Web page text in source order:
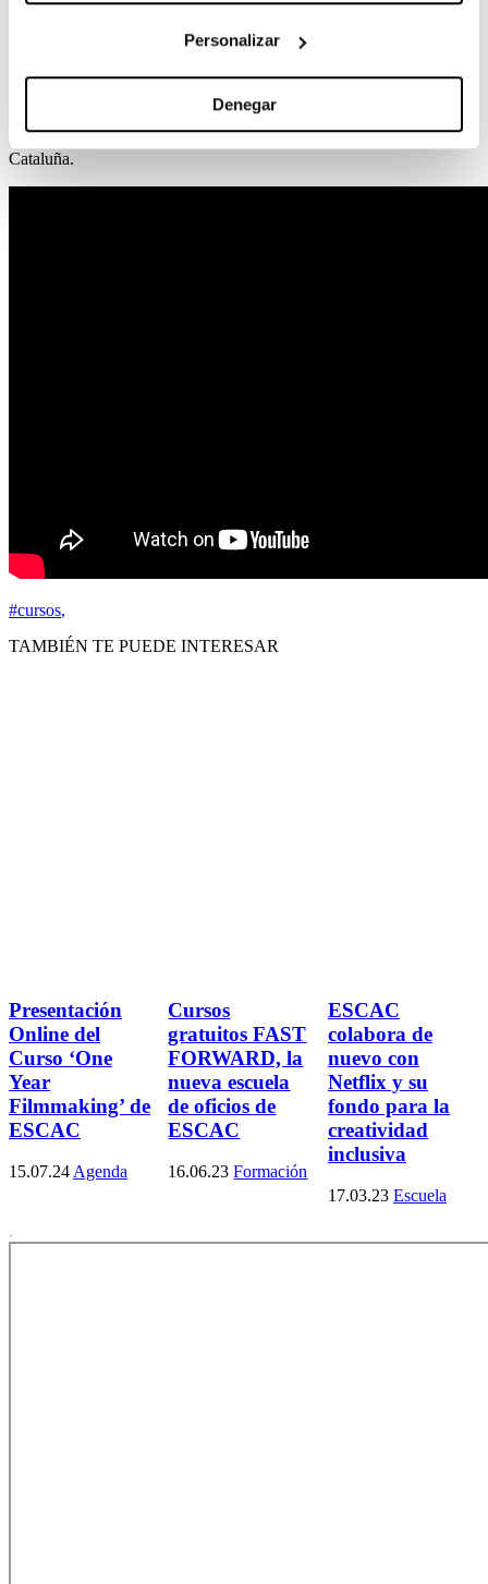
Personalizar
Denegar
ESCAC, siguiendo los objetivos del programa
audiovisual como competencia básica,
indispensable y de uso habitual en la Educación
Secundaria de todos los alumnos de nuestro país.
El curso está homologado por la Generalitat de
Cataluña.
#cursos,
TAMBIÉN TE PUEDE INTERESAR
Presentación
Online del
Curso ‘One
Year
Filmmaking’ de
ESCAC
15.07.24 Agenda
Cursos
gratuitos FAST
FORWARD, la
nueva escuela
de oficios de
ESCAC
16.06.23 Formación
ESCAC
colabora de
nuevo con
Netflix y su
fondo para la
creatividad
inclusiva
17.03.23 Escuela